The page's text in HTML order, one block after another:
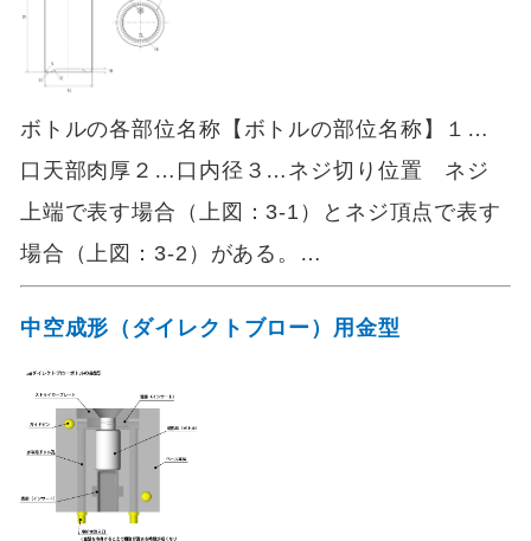
ボトルの各部位名称【ボトルの部位名称】１…
口天部肉厚２…口内径３…ネジ切り位置 ネジ
上端で表す場合（上図：3-1）とネジ頂点で表す
場合（上図：3-2）がある。…
中空成形（ダイレクトブロー）用金型